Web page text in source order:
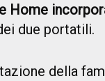
Home
due portatili.
della